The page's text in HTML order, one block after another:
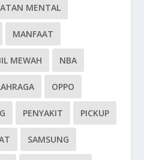
MENTAL
MANFAAT
MEWAH NBA
OPPO
PENYAKIT PICKUP
SAMSUNG